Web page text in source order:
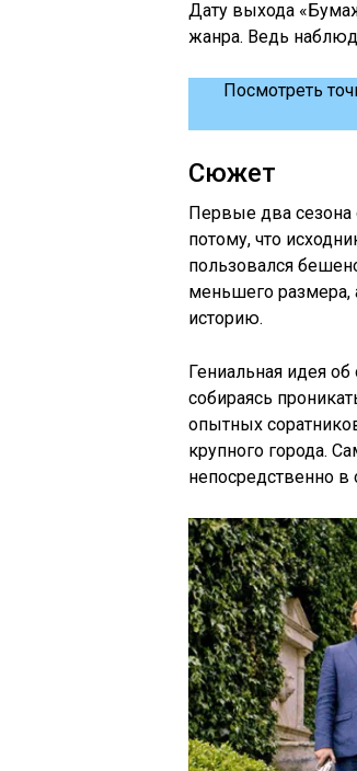
Дату выхода
жанра. Ведь
Посмотреть
Сюжет
Первые два сезона
потому, что
пользовался
меньшего размера,
историю.
Гениальная идея
собираясь
опытных
крупного города.
непосредственно в